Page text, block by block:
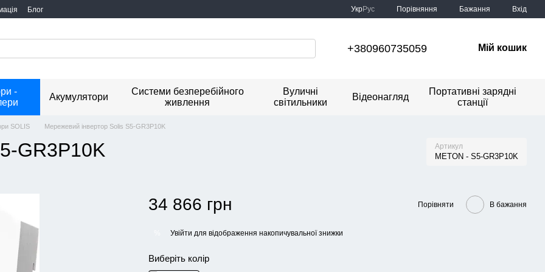
Блог УкрРус Порівняння Бажання Вхід
+380960735059 Мій кошик
-
Акумулятори
Системи безперебійного
живлення
Вуличні
світильники
Відеонагляд
Портативні зарядні
станції
SOLIS Мережевий інвертор Solis S5-GR3P10K
GR3P10K Артикул
METON - S5-GR3P10K
34 866 грн Порівняти В бажання
Увійти для відображення накопичувальної знижки
Виберіть колір